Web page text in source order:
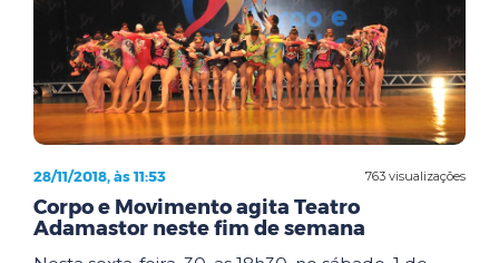
763 visualizações
28/11/2018, às 11:53
Corpo e Movimento agita Teatro
Adamastor neste fim de semana